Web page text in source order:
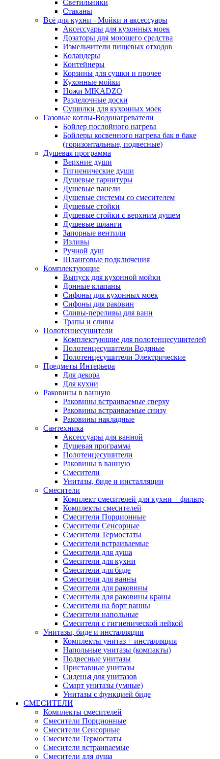
Светильники
Стаканы
Всё для кухни - Мойки и аксессуары
Аксессуары для кухонных моек
Дозаторы для моющего средства
Измельчители пищевых отходов
Коландеры
Контейнеры
Корзины для сушки и прочее
Кухонные мойки
Ножи MIKADZO
Разделочные доски
Сушилки для кухонных моек
Газовые котлы-Водонагреватели
Бойлер послойного нагрева
Бойлеры косвенного нагрева бак в баке
(горизонтальные, подвесные)
Душевая программа
Верхние души
Гигиенические души
Душевые гарнитуры
Душевые панели
Душевые системы со смесителем
Душевые стойки
Душевые стойки с верхним душем
Душевые шланги
Запорные вентили
Изливы
Ручной душ
Шланговые подключения
Комплектующие
Выпуск для кухонной мойки
Донные клапаны
Сифоны для кухонных моек
Сифоны для раковин
Сливы-переливы для ванн
Трапы и сливы
Полотенцесушители
Комплектующие для полотенцесушителей
Полотенцесушители Водяные
Полотенцесушители Электрические
Предметы Интерьера
Для декора
Для кухни
Раковины в ванную
Раковины встраиваемые сверху
Раковины встраиваемые снизу
Раковины накладные
Сантехника
Аксессуары для ванной
Душевая программа
Полотенцесушители
Раковины в ванную
Смесители
Унитазы, биде и инсталляции
Смесители
Комплект смесителей для кухни + фильтр
Комплекты смесителей
Смесители Порционные
Смесители Сенсорные
Смесители Термостаты
Смесители встраиваемые
Смесители для душа
Смесители для кухни
Смесители для биде
Смесители для ванны
Смесители для раковины
Смесители для раковины краны
Смесители на борт ванны
Смесители напольные
Смесители с гигиенической лейкой
Унитазы, биде и инсталляции
Комплекты унитаз + инсталляция
Напольные унитазы (компакты)
Подвесные унитазы
Приставные унитазы
Сиденья для унитазов
Смарт унитазы (умные)
Унитазы с функцией биде
СМЕСИТЕЛИ
Комплекты смесителей
Смесители Порционные
Смесители Сенсорные
Смесители Термостаты
Смесители встраиваемые
Смесители для душа